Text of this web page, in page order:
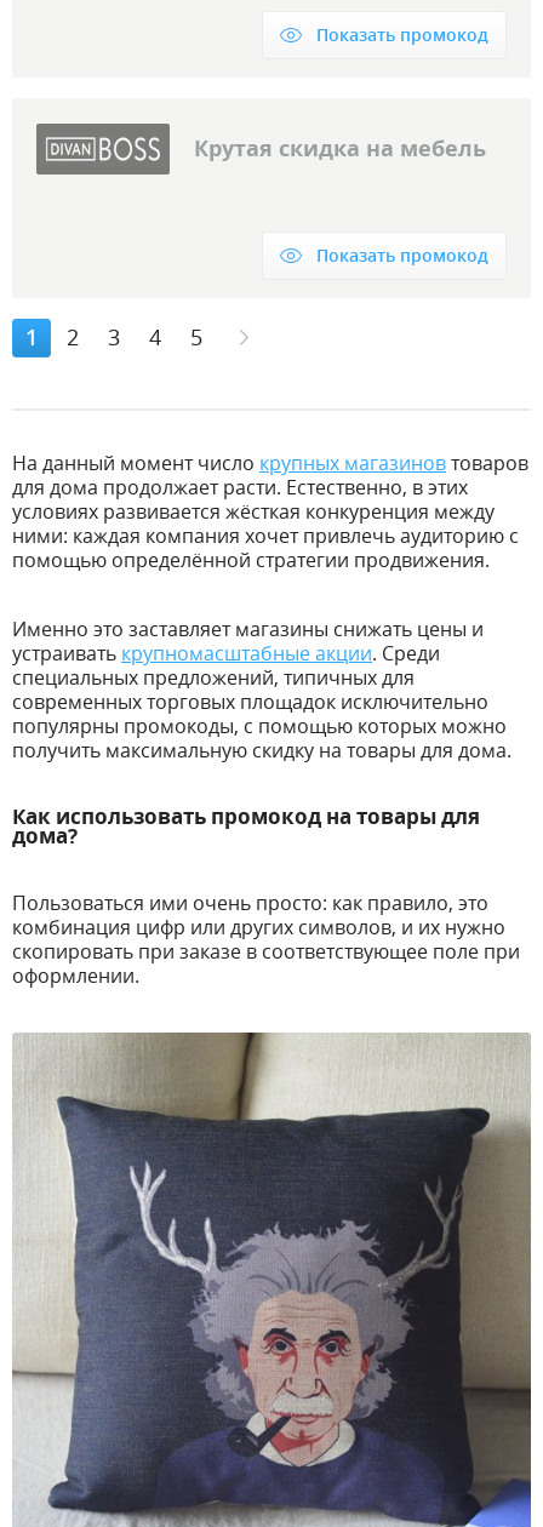
Показать промокод
Крутая скидка на мебель
Показать промокод
1 2 3 4 5
На данный момент число крупных магазиновтоваров
для дома продолжает расти. Естественно, в этих
условиях развивается жёсткая конкуренция между
ними: каждая компания хочет привлечь аудиторию с
помощью определённой стратегии продвижения.
Именно это заставляет магазины снижать цены и
устраивать крупномасштабные акции. Среди
специальных предложений, типичных для
современных торговых площадок исключительно
популярны промокоды, с помощью которых можно
получить максимальную скидку на товары для дома.
Как использовать промокод на товары для
дома?
Пользоваться ими очень просто: как правило, это
комбинация цифр или других символов, и их нужно
скопировать при заказе в соответствующее поле при
оформлении.